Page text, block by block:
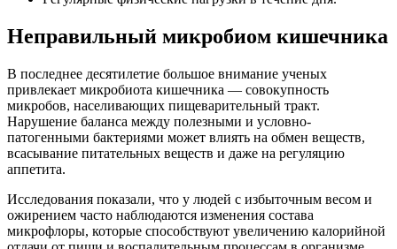
Неправильный микробиом кишечника
В последнее десятилетие большое внимание ученых
привлекает микробиота кишечника — совокупность
микробов, населивающих пищеварительный тракт.
Нарушение баланса между полезными и условно-
патогенными бактериями может влиять на обмен веществ,
всасывание питательных веществ и даже на регуляцию
аппетита.
Исследования показали, что у людей с избыточным весом и
ожирением часто наблюдаются изменения состава
микрофлоры, которые способствуют увеличению калорийной